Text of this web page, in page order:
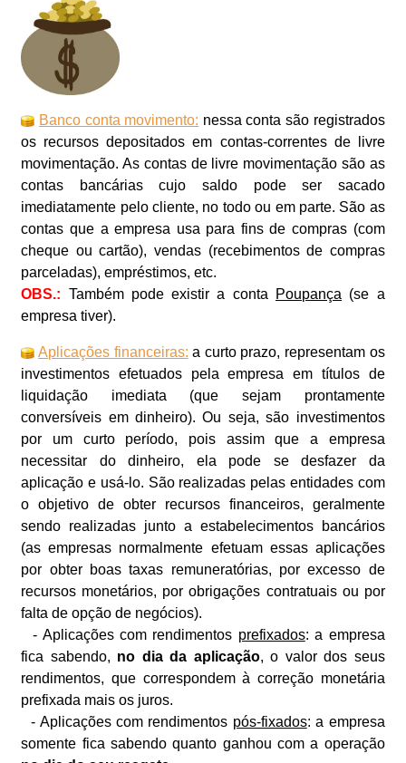
Banco conta movimento: nessa conta são registrados
os recursos depositados em contas-correntes de livre
movimentação. As contas de livre movimentação são as
contas bancárias cujo saldo pode ser sacado
imediatamente pelo cliente, no todo ou em parte. São as
contas que a empresa usa para fins de compras (com
cheque ou cartão), vendas (recebimentos de compras
parceladas), empréstimos, etc.
OBS.: Também pode existir a conta Poupança (se a
empresa tiver).
Aplicações financeiras: a curto prazo, representam os
investimentos efetuados pela empresa em títulos de
liquidação imediata (que sejam prontamente
conversíveis em dinheiro). Ou seja, são investimentos
por um curto período, pois assim que a empresa
necessitar do dinheiro, ela pode se desfazer da
aplicação e usá-lo. São realizadas pelas entidades com
o objetivo de obter recursos financeiros, geralmente
sendo realizadas junto a estabelecimentos bancários
(as empresas normalmente efetuam essas aplicações
por obter boas taxas remuneratórias, por excesso de
recursos monetários, por obrigações contratuais ou por
falta de opção de negócios).
- Aplicações com rendimentos prefixados: a empresa
fica sabendo, no dia da aplicação, o valor dos seus
rendimentos, que correspondem à correção monetária
prefixada mais os juros.
- Aplicações com rendimentos pós-fixados: a empresa
somente fica sabendo quanto ganhou com a operação